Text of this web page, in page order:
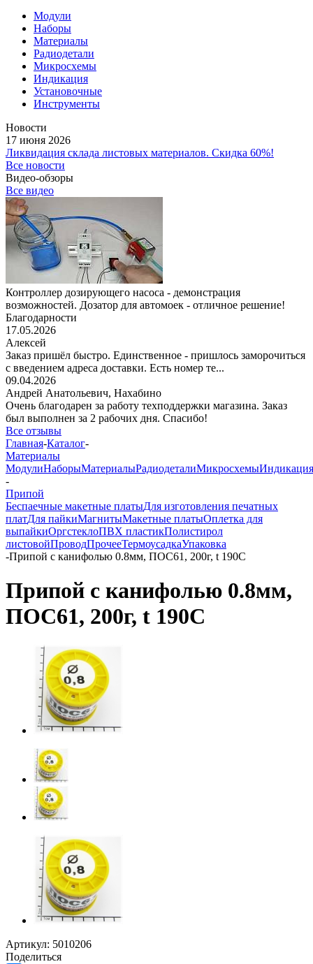
Модули
Наборы
Материалы
Радиодетали
Микросхемы
Индикация
Установочные
Инструменты
Новости
17 июня 2026
Ликвидация склада листовых материалов. Скидка 60%!
Все новости
Видео-обзоры
Все видео
Контроллер дозирующего насоса - демонстрация
возможностей. Дозатор для автомоек - отличное решение!
Благодарности
17.05.2026
Алексей
Заказ пришёл быстро. Единственное - пришлось заморочиться
с введением адреса доставки. Есть номер те...
09.04.2026
Андрей Анатольевич, Нахабино
Очень благодарен за работу техподдержки магазина. Заказ
был выполнен за 2 рабочих дня. Спасибо!
Все отзывы
Главная-Каталог-
Материалы
МодулиНаборыМатериалыРадиодеталиМикросхемыИндикация
-
Припой
Беспаечные макетные платыДля изготовления печатных
платДля пайкиМагнитыМакетные платыОплетка для
выпайкиОргстеклоПВХ пластикПолистирол
листовойПроводПрочееТермоусадкаУпаковка
-Припой с канифолью 0.8мм, ПОС61, 200г, t 190С
Припой с канифолью 0.8мм,
ПОС61, 200г, t 190С
Артикул: 5010206
Поделиться